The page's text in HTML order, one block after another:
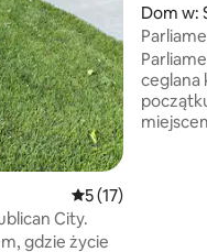
Średnia ocena: 5
5 (17)
City.
gdzie życie
Dom w:
ceglana